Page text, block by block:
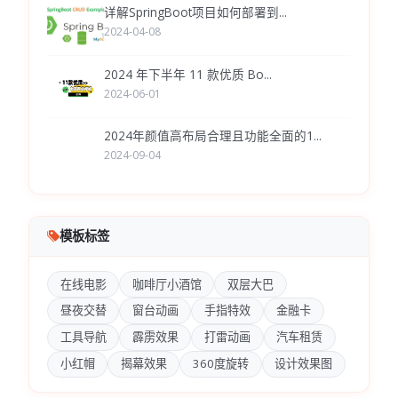
详解SpringBoot项目如何部署到...
2024-04-08
2024 年下半年 11 款优质 Bo...
2024-06-01
2024年颜值高布局合理且功能全面的1...
2024-09-04
模板标签
在线电影 咖啡厅小酒馆
双层大巴
昼夜交替
窗台动画 手指特效
金融卡
工具导航
霹雳效果 打雷动画
汽车租赁
小红帽
揭幕效果 360度旋转 设计效果图